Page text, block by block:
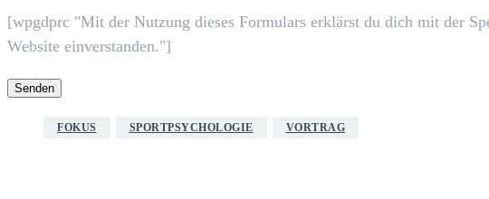
[wpgdprc "Mit der Nutzung dieses Formulars erklärst du dich mit der
Website einverstanden."]
FOKUS SPORTPSYCHOLOGIE VORTRAG